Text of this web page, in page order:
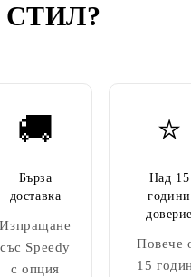
?
🚚
Бърза
доставка
Изпращане
със Speedy
с опция
⭐
Над 15
години
Повече
15